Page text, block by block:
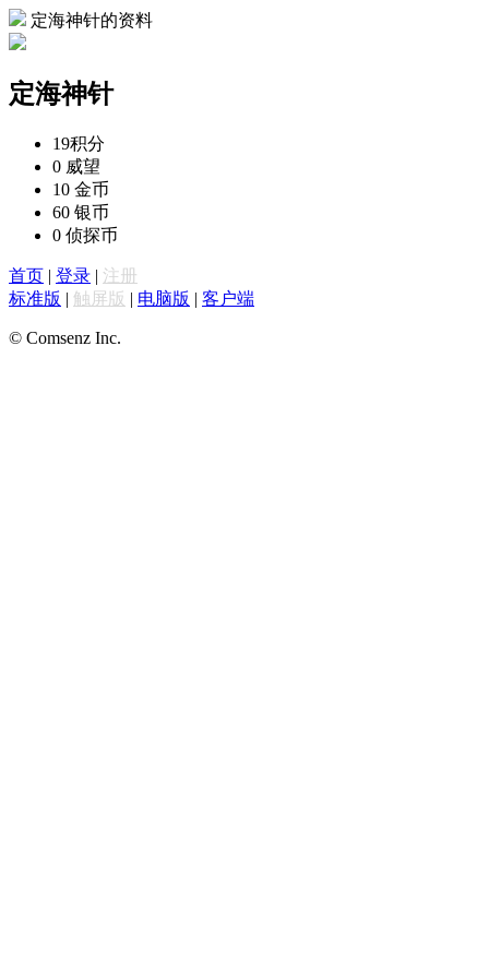
定海神针的资料
定海神针
19积分
0 威望
10 金币
60 银币
0 侦探币
首页 | 登录 | 注册
标准版 | 触屏版 | 电脑版 | 客户端
© Comsenz Inc.